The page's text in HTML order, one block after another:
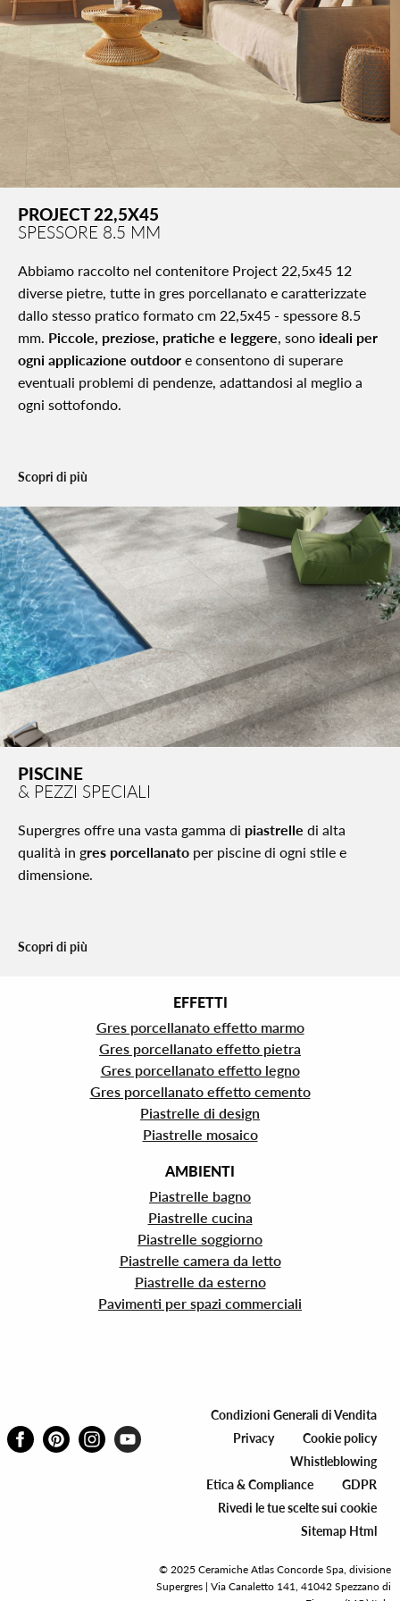
PROJECT 22,5X45
SPESSORE 8.5 MM
Abbiamo raccolto nel contenitore Project 22,5x45 12
diverse pietre, tutte in gres porcellanato e caratterizzate
dallo stesso pratico formato cm 22,5x45 - spessore 8.5
mm. Piccole, preziose, pratiche e leggere, sono ideali per
ogni applicazione outdoor e consentono di superare
eventuali problemi di pendenze, adattandosi al meglio a
ogni sottofondo.
Scopri di più
PISCINE
& PEZZI SPECIALI
Supergres offre una vasta gamma di piastrelle di alta
qualità in gres porcellanato per piscine di ogni stile e
dimensione.
Scopri di più
EFFETTI
Gres porcellanato effetto marmo
Gres porcellanato effetto pietra
Gres porcellanato effetto legno
Gres porcellanato effetto cemento
Piastrelle di design
Piastrelle mosaico
AMBIENTI
Piastrelle bagno
Piastrelle cucina
Piastrelle soggiorno
Piastrelle camera da letto
Piastrelle da esterno
Pavimenti per spazi commerciali
Condizioni Generali di Vendita
Privacy
Cookie policy
Whistleblowing
Etica & Compliance
GDPR
Rivedi le tue scelte sui cookie
Sitemap Html
© 2025 Ceramiche Atlas Concorde Spa, divisione
Supergres | Via Canaletto 141, 41042 Spezzano di